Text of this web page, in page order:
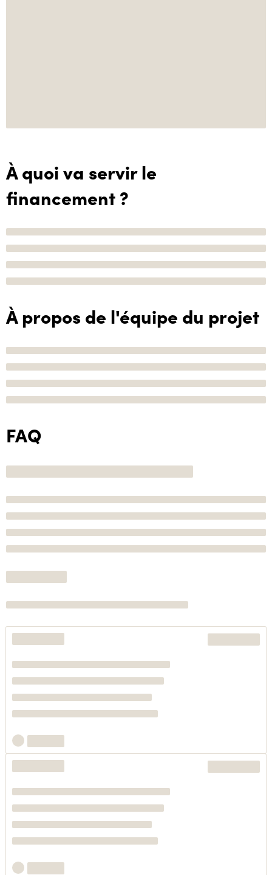
À quoi va servir le
financement ?
À propos de l'équipe du projet
FAQ